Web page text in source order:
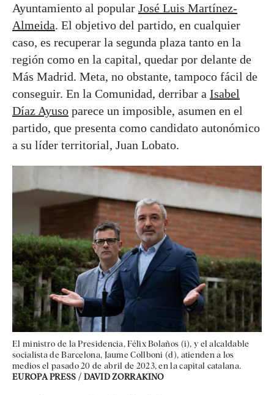
Ayuntamiento al popular José Luis Martínez-
Almeida. El objetivo del partido, en cualquier
caso, es recuperar la segunda plaza tanto en la
región como en la capital, quedar por delante de
Más Madrid. Meta, no obstante, tampoco fácil de
conseguir. En la Comunidad, derribar a Isabel
Díaz Ayuso parece un imposible, asumen en el
partido, que presenta como candidato autonómico
a su líder territorial, Juan Lobato.
El ministro de la Presidencia, Félix Bolaños (i), y el alcaldable
socialista de Barcelona, Jaume Collboni (d), atienden a los
medios el pasado 20 de abril de 2023, en la capital catalana.
EUROPA PRESS / DAVID ZORRAKINO